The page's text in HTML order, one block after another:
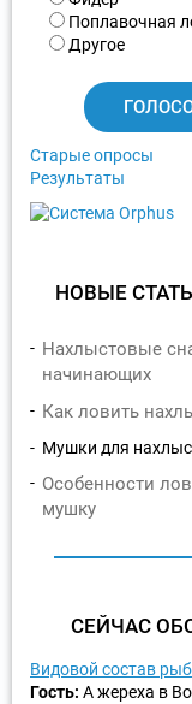
р
и
Поплавочная
Другое
Старые опросы
Результаты
НОВЫЕ
Нахлыстовые
начинающих
Как ловить
Мушки для
Особенности
мушку
СЕЙЧАС
Видовой состав
Гость: А жереха в